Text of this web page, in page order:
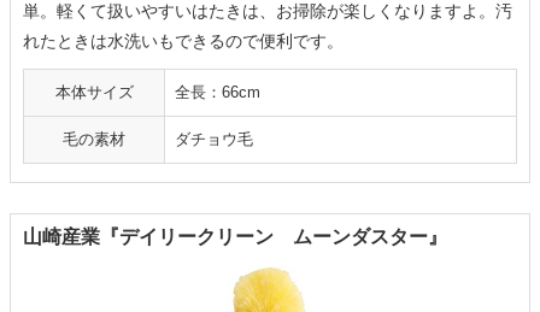
単。軽くて扱いやすいはたきは、お掃除が楽しくなりますよ。汚
れたときは水洗いもできるので便利です。
本体サイズ 全長：66cm
毛の素材 ダチョウ毛
山崎産業『デイリークリーン ムーンダスター』